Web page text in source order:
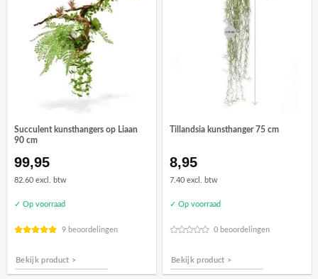
Succulent kunsthangers op Liaan
90 cm
99,95
82.60 excl. btw
✓ Op voorraad
9 beoordelingen
Bekijk product >
Tillandsia kunsthanger 75 cm
8,95
7.40 excl. btw
✓ Op voorraad
0 beoordelingen
Bekijk product >